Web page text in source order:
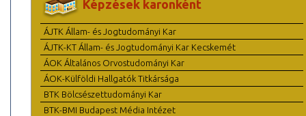
Képzések karonként
ÁJTK Állam- és Jogtudományi Kar
ÁJTK-KT Állam- és Jogtudományi Kar Kecskemét
ÁOK Általános Orvostudományi Kar
ÁOK-Külföldi Hallgatók Titkársága
BTK Bölcsészettudományi Kar
BTK-BMI Budapest Média Intézet